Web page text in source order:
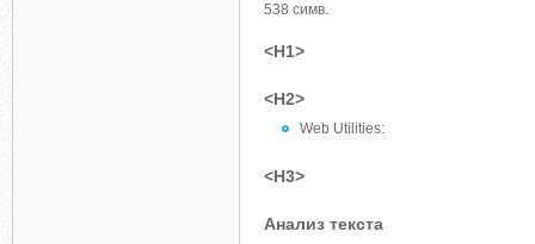
538 симв.
<H1>
<H2>
Web Utilities:
<H3>
Анализ текста